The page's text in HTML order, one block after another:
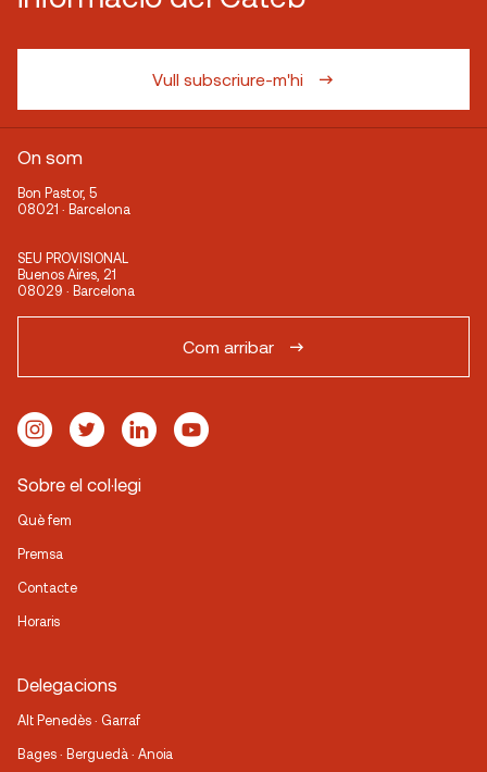
Vull subscriure-m'hi
On som
Bon Pastor, 5
08021 · Barcelona
SEU PROVISIONAL
Buenos Aires, 21
08029 · Barcelona
Com arribar
Sobre el col·legi
Què fem
Premsa
Contacte
Horaris
Delegacions
Alt Penedès · Garraf
Bages · Berguedà · Anoia